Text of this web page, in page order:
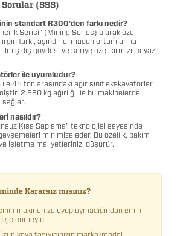
(SSS)
standart R300'den farkı nedir?
Serisi" (Mining Series) olarak özel
farkı, aşındırıcı maden ortamlarına
dış gövdesi ve seriye özel kırmızı-beyaz
ile uyumludur?
45 ton arasındaki ağır sınıf ekskavatörler
2.960 kg ağırlığı ile bu makinelerde
sağlar.
nasıldır?
Kısa Saplama" teknolojisi sayesinde
minimize eder. Bu özellik, bakım
ve işletme maliyetlerinizi düşürür.
Kararsız mısınız?
makinenize uyup uymadığından emin